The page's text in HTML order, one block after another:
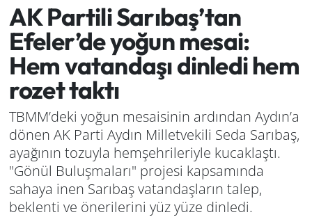
AK Partili Sarıbaş’tan
Efeler’de yoğun mesai:
Hem vatandaşı dinledi hem
rozet taktı
TBMM’deki yoğun mesaisinin ardından Aydın’a
dönen AK Parti Aydın Milletvekili Seda Sarıbaş,
ayağının tozuyla hemşehrileriyle kucaklaştı.
"Gönül Buluşmaları" projesi kapsamında
sahaya inen Sarıbaş vatandaşların talep,
beklenti ve önerilerini yüz yüze dinledi.
Genel
Haber
Izmir
Kütahya
Manisa
Muğla
Son Dakika Haberleri
Haber Arşivi